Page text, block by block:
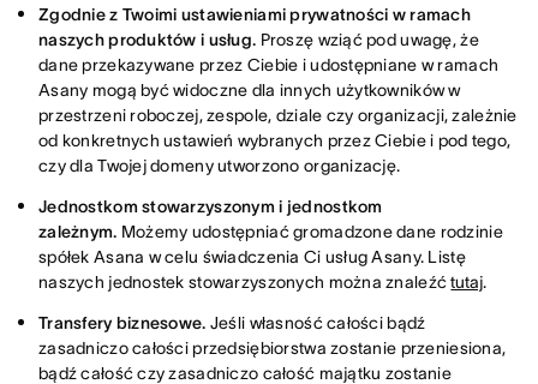
Zgodnie z Twoimi ustawieniami prywatności w ramach
naszych produktów i usług. Proszę wziąć pod uwagę, że
dane przekazywane przez Ciebie i udostępniane w ramach
Asany mogą być widoczne dla innych użytkowników w
przestrzeni roboczej, zespole, dziale czy organizacji, zależnie
od konkretnych ustawień wybranych przez Ciebie i pod tego,
czy dla Twojej domeny utworzono organizację.
Jednostkom stowarzyszonym i jednostkom
zależnym. Możemy udostępniać gromadzone dane rodzinie
spółek Asana w celu świadczenia Ci usług Asany. Listę
naszych jednostek stowarzyszonych można znaleźćtutaj.
Transfery biznesowe. Jeśli własność całości bądź
zasadniczo całości przedsiębiorstwa zostanie przeniesiona,
bądź całość czy zasadniczo całość majątku zostanie